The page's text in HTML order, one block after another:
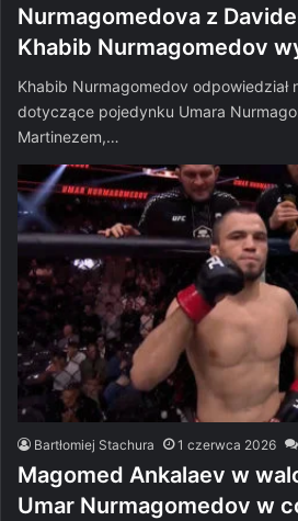
Nurmagomedova z
Khabib Nurmagomedov
Khabib Nurmagomedov odpowiedział
dotyczące pojedynku Umara
Martinezem,…
Bartłomiej Stachura 1 czerwca 2026
Magomed Ankalaev w
Umar Nurmagomedov w